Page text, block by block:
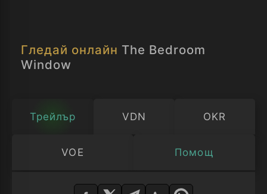
спалнята на Тери как мъж напада една
жена. За да не компрометира Силвия,
очите на полицията става главният
Гледай онлайн The Bedroom
Window
Трейлър VDN OKR
VOE Помощ
Изберете